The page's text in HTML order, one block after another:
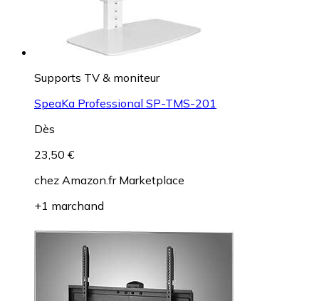
Supports TV & moniteur
SpeaKa Professional SP-TMS-201
Dès
23,50 €
chez Amazon.fr Marketplace
+1 marchand